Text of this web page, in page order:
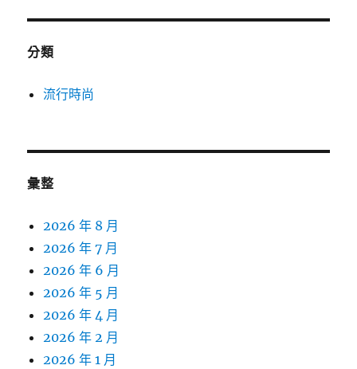
分類
流行時尚
彙整
2026 年 8 月
2026 年 7 月
2026 年 6 月
2026 年 5 月
2026 年 4 月
2026 年 2 月
2026 年 1 月